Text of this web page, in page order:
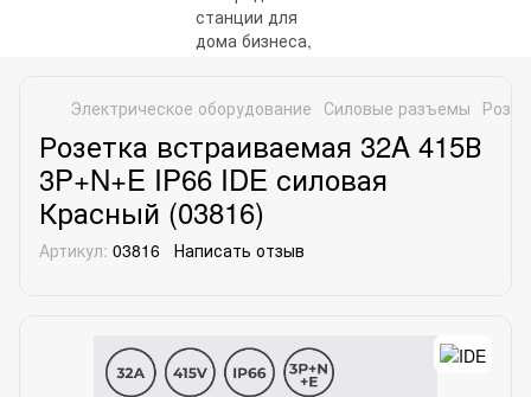
Электрическое оборудование Силовые разъемы
Розетка встраиваемая 32A 415В
3P+N+E IP66 IDE силовая
Красный (03816)
Артикул: 03816 Написать отзыв